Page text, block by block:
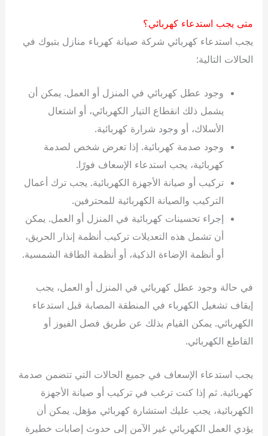
متى يجب استدعاء كهربائي؟
يجب استدعاء كهربائي شركة صيانة كهرباء منازل بتبوك في
الحالات التالية:
وجود عطل كهربائي في المنزل أو العمل. يمكن أن
يشمل ذلك انقطاع التيار الكهربائي، أو اشتعال
الأسلاك، أو وجود شرارة كهربائية.
وجود صدمة كهربائية. إذا تعرض شخص لصدمة
كهربائية، يجب استدعاء الإسعاف فورًا.
تركيب أو صيانة الأجهزة الكهربائية. يجب ترك أعمال
التركيب والصيانة الكهربائية للمحترفين.
إجراء تحسينات كهربائية في المنزل أو العمل. يمكن
أن تشمل هذه التعديلات تركيب أنظمة إنذار الحريق،
أو أنظمة الإضاءة الذكية، أو أنظمة الطاقة الشمسية.
في حالة وجود عطل كهربائي في المنزل أو العمل، يجب
إيقاف تشغيل الكهرباء في المنطقة المصابة قبل استدعاء
الكهربائي. يمكن القيام بذلك عن طريق فصل الفيوز أو
القاطع الكهربائي.
يجب استدعاء الإسعاف في جميع الحالات التي تتضمن صدمة
كهربائية. ثم إذا كنت ترغب في تركيب أو صيانة الأجهزة
الكهربائية، يجب عليك استشارة كهربائي مؤهل. يمكن أن
يؤدي العمل الكهربائي غير الآمن إلى حدوث إصابات خطيرة